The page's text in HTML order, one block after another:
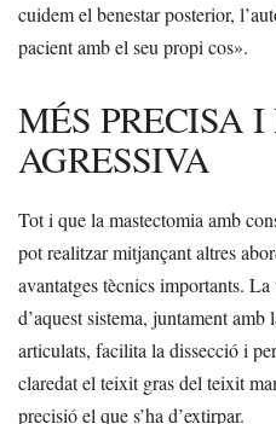
cuidem el benestar posterior,
pacient amb el seu propi cos».
MÉS PRECISA
AGRESSIVA
Tot i que la mastectomia amb
pot realitzar mitjançant altres
avantatges tècnics importants.
d’aquest sistema, juntament
articulats, facilita la dissecció i
claredat el teixit gras del teixit
precisió el que s’ha d’extirpar.